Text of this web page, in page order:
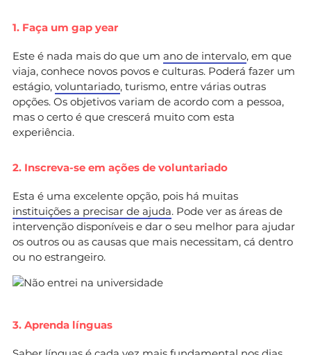
1. Faça um gap year
Este é nada mais do que um ano de intervalo, em que
viaja, conhece novos povos e culturas. Poderá fazer um
estágio, voluntariado, turismo, entre várias outras
opções. Os objetivos variam de acordo com a pessoa,
mas o certo é que crescerá muito com esta
experiência.
2. Inscreva-se em ações de voluntariado
Esta é uma excelente opção, pois há muitas
instituições a precisar de ajuda. Pode ver as áreas de
intervenção disponíveis e dar o seu melhor para ajudar
os outros ou as causas que mais necessitam, cá dentro
ou no estrangeiro.
3. Aprenda línguas